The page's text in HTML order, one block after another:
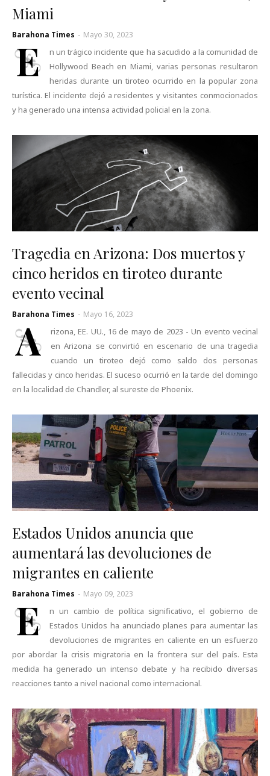
Miami
Barahona Times - Mayo 30, 2023
E
n un trágico incidente que ha sacudido a la comunidad de
Hollywood Beach en Miami, varias personas resultaron
heridas durante un tiroteo ocurrido en la popular zona
turística. El incidente dejó a residentes y visitantes conmocionados
y ha generado una intensa actividad policial en la zona.
Tragedia en Arizona: Dos muertos y
cinco heridos en tiroteo durante
evento vecinal
Barahona Times - Mayo 16, 2023
A
rizona, EE. UU., 16 de mayo de 2023 - Un evento vecinal
en Arizona se convirtió en escenario de una tragedia
cuando un tiroteo dejó como saldo dos personas
fallecidas y cinco heridas. El suceso ocurrió en la tarde del domingo
en la localidad de Chandler, al sureste de Phoenix.
Estados Unidos anuncia que
aumentará las devoluciones de
migrantes en caliente
Barahona Times - Mayo 09, 2023
E
n un cambio de política significativo, el gobierno de
Estados Unidos ha anunciado planes para aumentar las
devoluciones de migrantes en caliente en un esfuerzo
por abordar la crisis migratoria en la frontera sur del país. Esta
medida ha generado un intenso debate y ha recibido diversas
reacciones tanto a nivel nacional como internacional.